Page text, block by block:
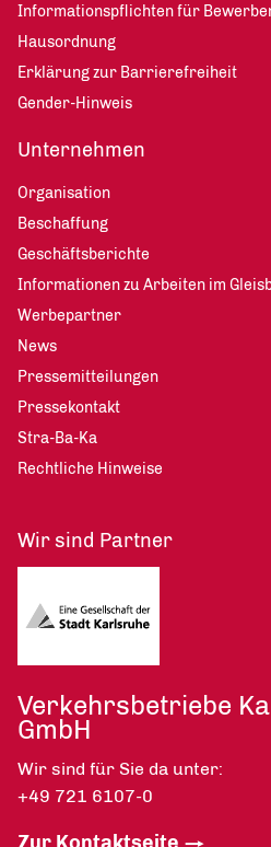
Informationspflichten für
Hausordnung
Erklärung zur Barrierefreiheit
Gender-Hinweis
Unternehmen
Organisation
Beschaffung
Geschäftsberichte
Informationen zu Arbeiten im
Werbepartner
News
Pressemitteilungen
Pressekontakt
Stra-Ba-Ka
Rechtliche Hinweise
Wir sind Partner
Verkehrsbetriebe
GmbH
Wir sind für Sie da unter:
+49 721 6107-0